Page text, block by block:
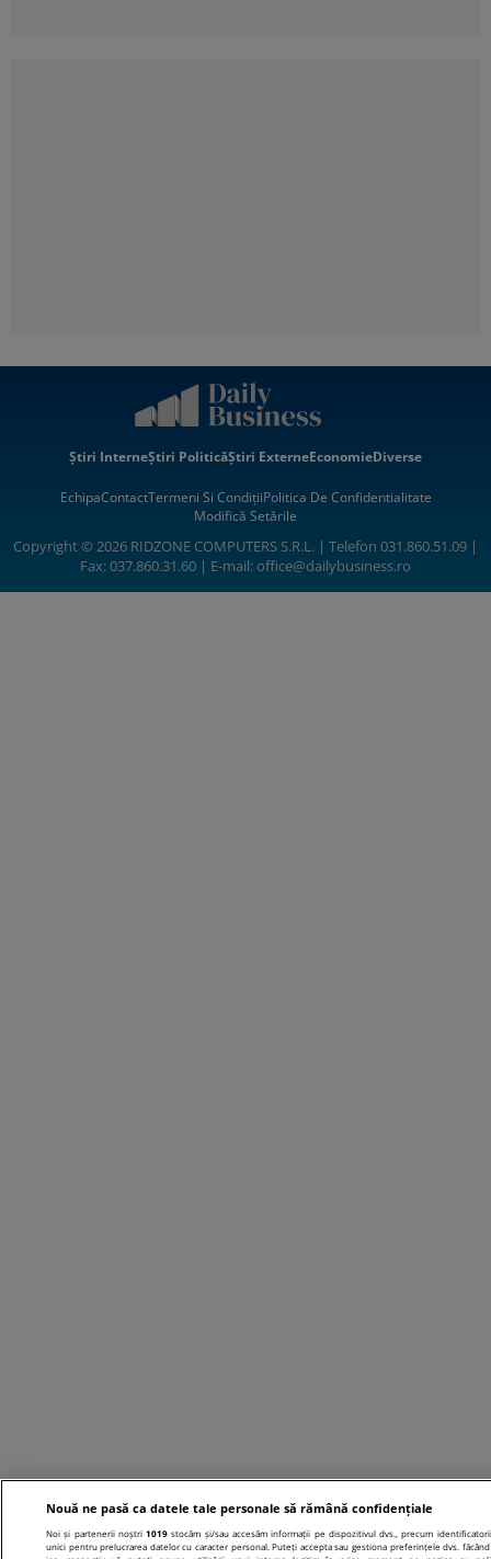
Știri InterneȘtiri PoliticăȘtiri ExterneEconomieDiverse
EchipaContactTermeni Si CondițiiPolitica De Confidentialitate
Modifică Setările
Copyright © 2026 RIDZONE COMPUTERS S.R.L. | Telefon 031.860.51.09 |
Fax: 037.860.31.60 | E-mail:office@dailybusiness.ro
Nouă ne pasă ca datele tale personale să rămână confidențiale
Noi și partenerii noștri1019 stocăm și/sau accesăm informații pe dispozitivul dvs., precum
unici pentru prelucrarea datelor cu caracter personal. Puteți accepta sau gestiona preferințele dvs. făcând